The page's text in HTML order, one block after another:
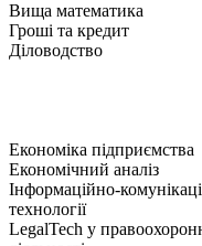
Вища математика
Гроші та кредит
Діловодство
Економіка підприємства
Економічний аналіз
Інформаційно-
технології
LegalTech у